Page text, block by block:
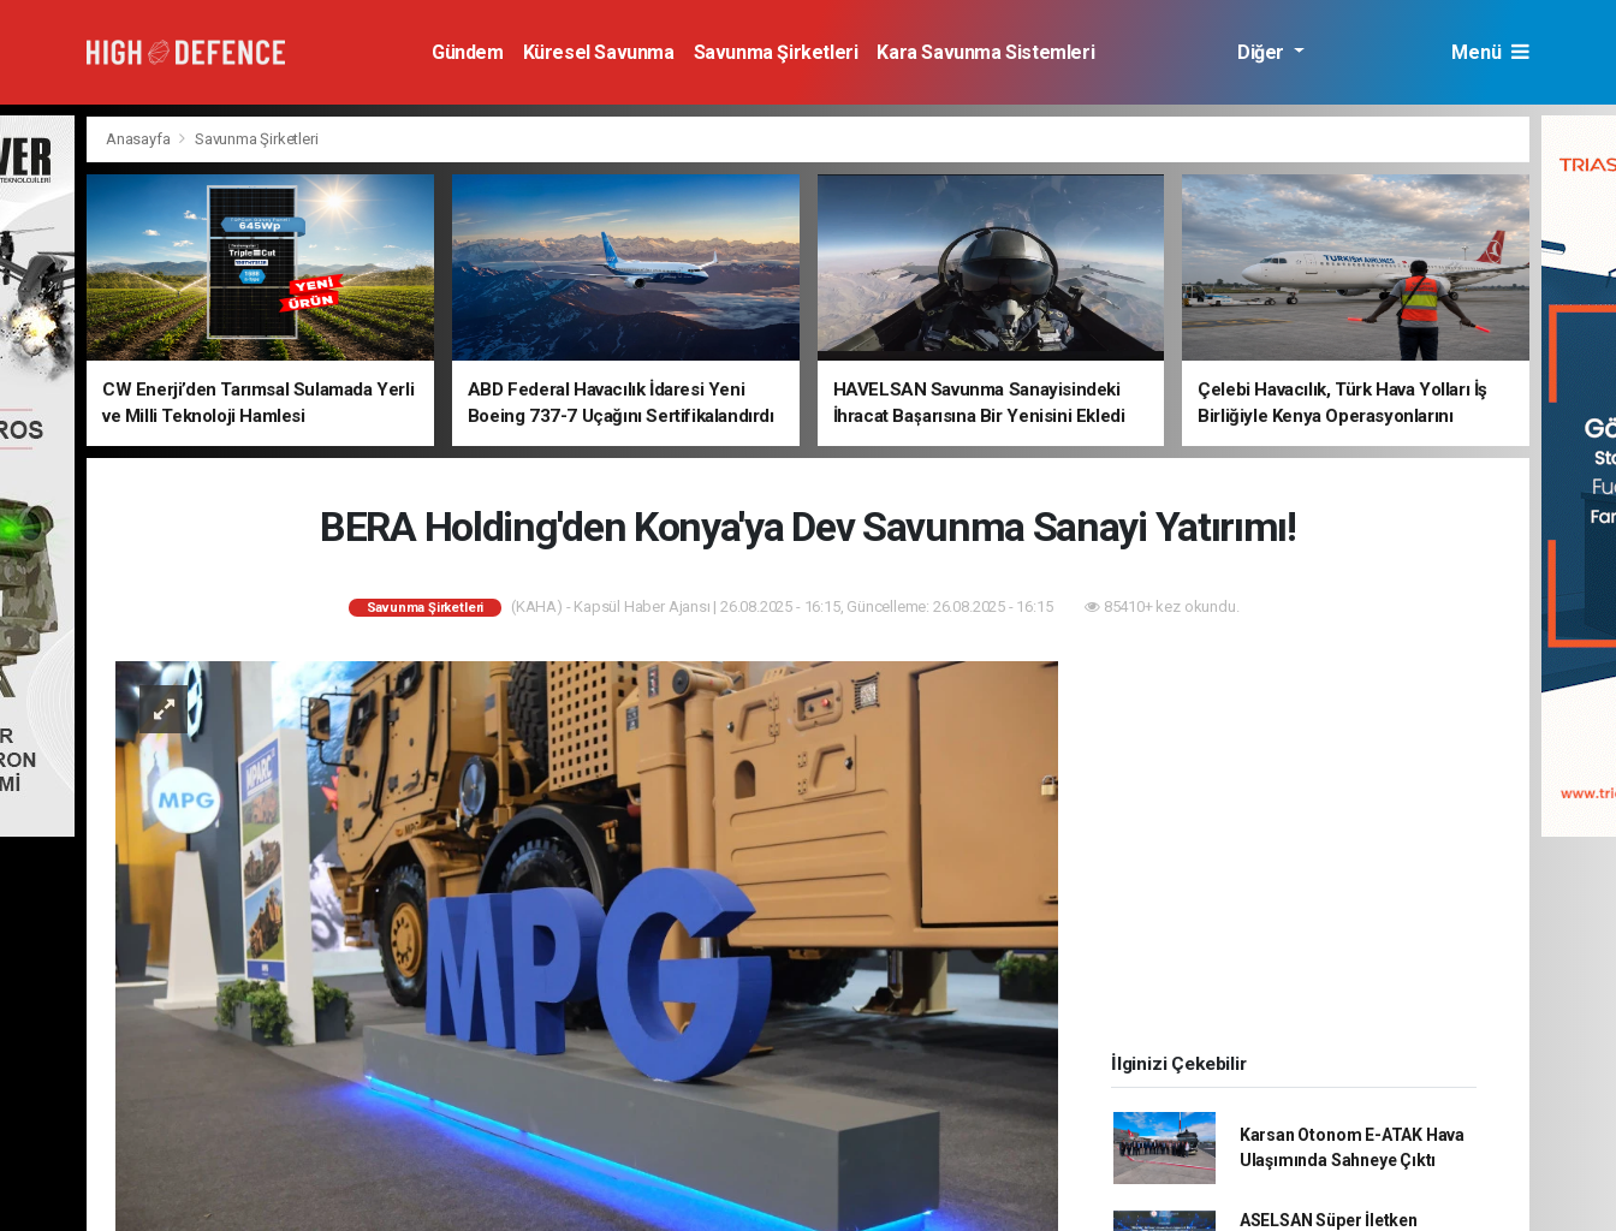
Gündem Küresel Savunma Savunma Şirketleri
Kara Savunma Sistemleri
Diğer Menü
Anasayfa Savunma Şirketleri
CW Enerji’den Tarımsal Sulamada Yerli
ve Milli Teknoloji Hamlesi
ABD Federal Havacılık İdaresi Yeni
Boeing 737-7 Uçağını Sertifikalandırdı
HAVELSAN Savunma Sanayisindeki
İhracat Başarısına Bir Yenisini Ekledi
Çelebi Havacılık, Türk Hava Yolları İş
Birliğiyle Kenya Operasyonlarını
Güçlendiriyor
BERA Holding'den Konya'ya Dev Savunma Sanayi Yatırımı!
Savunma Şirketleri (KAHA) - Kapsül Haber Ajansı | 26.08.2025 - 16:15, Güncelleme: 26.08.2025 - 16:15 85410+ kez okundu.
İlginizi Çekebilir
Karsan Otonom E-ATAK Hava
Ulaşımında Sahneye Çıktı
ASELSAN Süper İletken